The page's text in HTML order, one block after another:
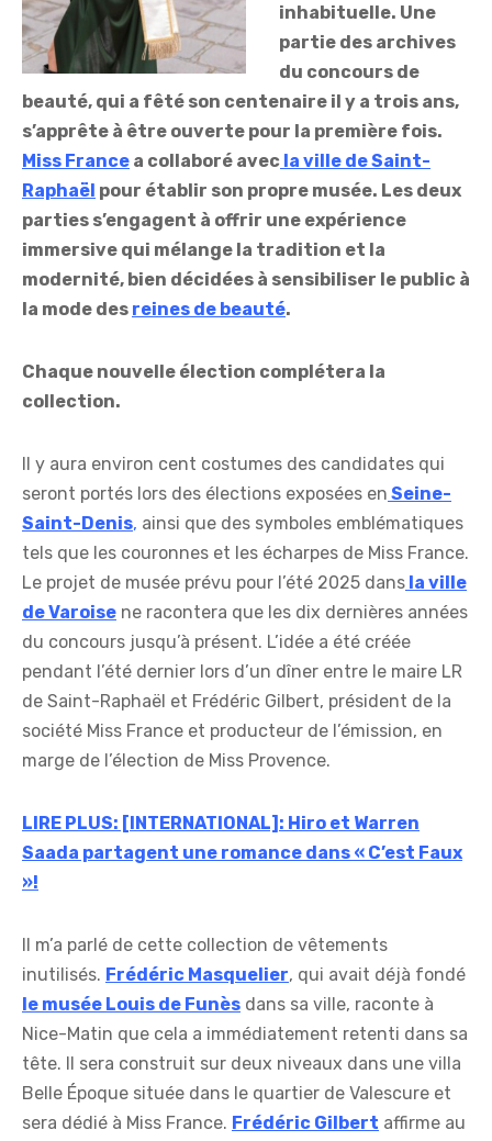
inhabituelle. Une
partie des archives
du concours de
beauté, qui a fêté son centenaire il y a trois ans,
s’apprête à être ouverte pour la première fois.
Miss France a collaboré avec la ville de Saint-
Raphaël pour établir son propre musée. Les deux
parties s’engagent à offrir une expérience
immersive qui mélange la tradition et la
modernité, bien décidées à sensibiliser le public à
la mode des reines de beauté.
Chaque nouvelle élection complétera la
collection.
Il y aura environ cent costumes des candidates qui
seront portés lors des élections exposées en Seine-
Saint-Denis, ainsi que des symboles emblématiques
tels que les couronnes et les écharpes de Miss France.
Le projet de musée prévu pour l’été 2025 dans la ville
de Varoise ne racontera que les dix dernières années
du concours jusqu’à présent. L’idée a été créée
pendant l’été dernier lors d’un dîner entre le maire LR
de Saint-Raphaël et Frédéric Gilbert, président de la
société Miss France et producteur de l’émission, en
marge de l’élection de Miss Provence.
LIRE PLUS: [INTERNATIONAL]: Hiro et Warren
Saada partagent une romance dans « C’est Faux
»!
Il m’a parlé de cette collection de vêtements
inutilisés. Frédéric Masquelier, qui avait déjà fondé
le musée Louis de Funès dans sa ville, raconte à
Nice-Matin que cela a immédiatement retenti dans sa
tête. Il sera construit sur deux niveaux dans une villa
Belle Époque située dans le quartier de Valescure et
sera dédié à Miss France. Frédéric Gilbert affirme au